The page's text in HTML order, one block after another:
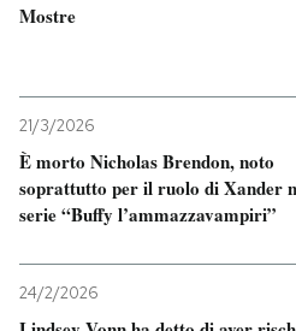
Mostre
21/3/2026
È morto Nicholas Brendon, noto
soprattutto per il ruolo di Xander
serie “Buffy l’ammazzavampiri”
24/2/2026